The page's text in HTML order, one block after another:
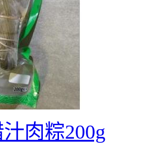
肉粽200g